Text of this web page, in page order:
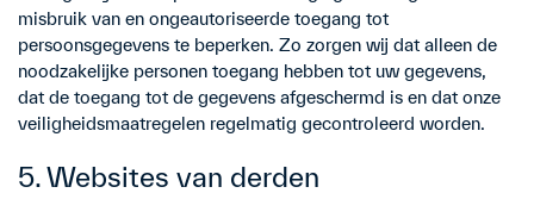
misbruik van en ongeautoriseerde toegang tot
persoonsgegevens te beperken. Zo zorgen wij dat alleen de
noodzakelijke personen toegang hebben tot uw gegevens,
dat de toegang tot de gegevens afgeschermd is en dat onze
veiligheidsmaatregelen regelmatig gecontroleerd worden.
5. Websites van derden